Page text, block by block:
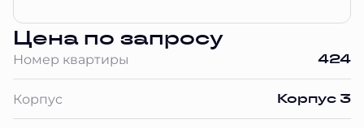
Цена по запросу
Номер квартиры 424
Корпус Корпус 3